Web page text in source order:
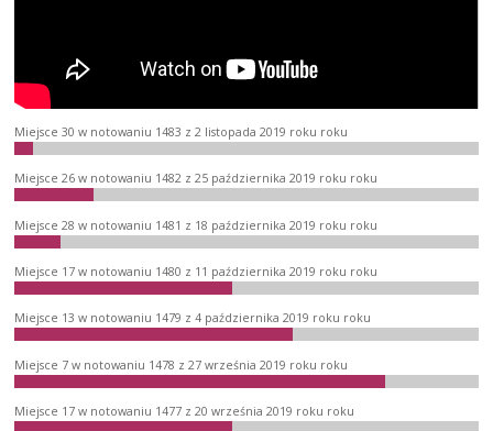
Miejsce 30 w notowaniu 1483 z 2 listopada 2019 roku roku
Miejsce 26 w notowaniu 1482 z 25 października 2019 roku roku
Miejsce 28 w notowaniu 1481 z 18 października 2019 roku roku
Miejsce 17 w notowaniu 1480 z 11 października 2019 roku roku
Miejsce 13 w notowaniu 1479 z 4 października 2019 roku roku
Miejsce 7 w notowaniu 1478 z 27 września 2019 roku roku
Miejsce 17 w notowaniu 1477 z 20 września 2019 roku roku